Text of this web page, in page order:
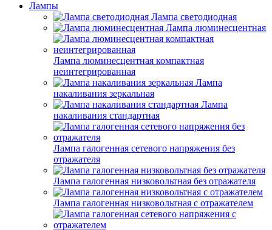
Лампы
Лампа светодиодная
Лампа люминесцентная
Лампа люминесцентная компактная
неинтегрированная
Лампа
накаливания зеркальная
Лампа
накаливания стандартная
Лампа галогенная сетевого напряжения без
отражателя
Лампа галогенная низковольтная без отражателя
Лампа галогенная низковольтная с отражателем